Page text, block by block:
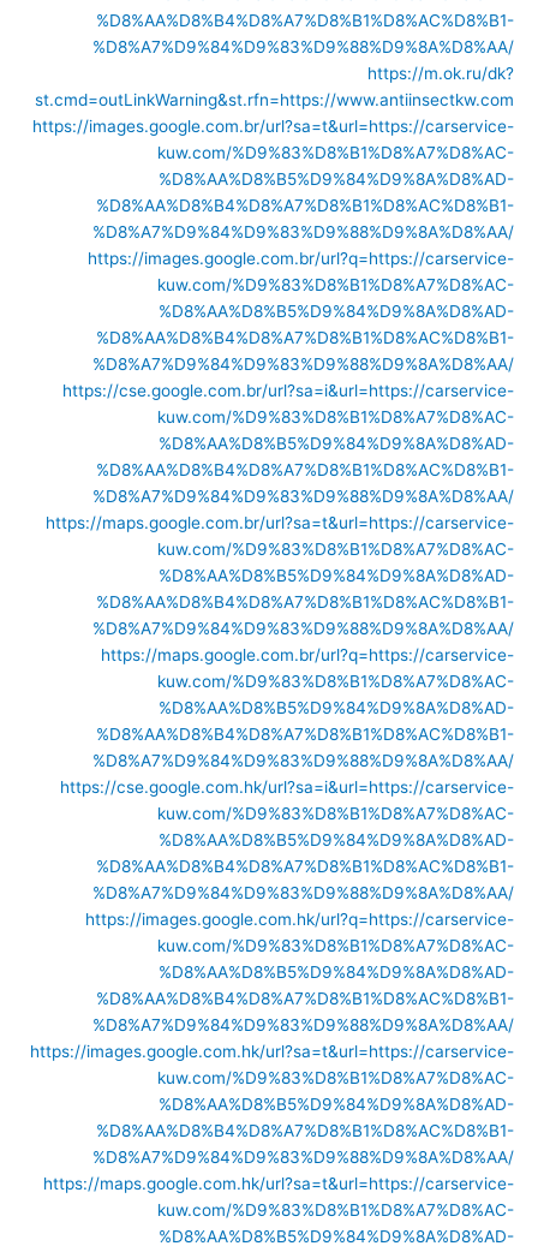
%D8%AA%D8%B4%D8%A7%D8%B1%D8%AC%D8%B1-
%D8%A7%D9%84%D9%83%D9%88%D9%8A%D8%AA/
https://m.ok.ru/dk?
st.cmd=outLinkWarning&st.rfn=https://www.antiinsectkw.com
https://images.google.com.br/url?sa=t&url=https://carservice-
kuw.com/%D9%83%D8%B1%D8%A7%D8%AC-
%D8%AA%D8%B5%D9%84%D9%8A%D8%AD-
%D8%AA%D8%B4%D8%A7%D8%B1%D8%AC%D8%B1-
%D8%A7%D9%84%D9%83%D9%88%D9%8A%D8%AA/
https://images.google.com.br/url?q=https://carservice-
kuw.com/%D9%83%D8%B1%D8%A7%D8%AC-
%D8%AA%D8%B5%D9%84%D9%8A%D8%AD-
%D8%AA%D8%B4%D8%A7%D8%B1%D8%AC%D8%B1-
%D8%A7%D9%84%D9%83%D9%88%D9%8A%D8%AA/
https://cse.google.com.br/url?sa=i&url=https://carservice-
kuw.com/%D9%83%D8%B1%D8%A7%D8%AC-
%D8%AA%D8%B5%D9%84%D9%8A%D8%AD-
%D8%AA%D8%B4%D8%A7%D8%B1%D8%AC%D8%B1-
%D8%A7%D9%84%D9%83%D9%88%D9%8A%D8%AA/
https://maps.google.com.br/url?sa=t&url=https://carservice-
kuw.com/%D9%83%D8%B1%D8%A7%D8%AC-
%D8%AA%D8%B5%D9%84%D9%8A%D8%AD-
%D8%AA%D8%B4%D8%A7%D8%B1%D8%AC%D8%B1-
%D8%A7%D9%84%D9%83%D9%88%D9%8A%D8%AA/
https://maps.google.com.br/url?q=https://carservice-
kuw.com/%D9%83%D8%B1%D8%A7%D8%AC-
%D8%AA%D8%B5%D9%84%D9%8A%D8%AD-
%D8%AA%D8%B4%D8%A7%D8%B1%D8%AC%D8%B1-
%D8%A7%D9%84%D9%83%D9%88%D9%8A%D8%AA/
https://cse.google.com.hk/url?sa=i&url=https://carservice-
kuw.com/%D9%83%D8%B1%D8%A7%D8%AC-
%D8%AA%D8%B5%D9%84%D9%8A%D8%AD-
%D8%AA%D8%B4%D8%A7%D8%B1%D8%AC%D8%B1-
%D8%A7%D9%84%D9%83%D9%88%D9%8A%D8%AA/
https://images.google.com.hk/url?q=https://carservice-
kuw.com/%D9%83%D8%B1%D8%A7%D8%AC-
%D8%AA%D8%B5%D9%84%D9%8A%D8%AD-
%D8%AA%D8%B4%D8%A7%D8%B1%D8%AC%D8%B1-
%D8%A7%D9%84%D9%83%D9%88%D9%8A%D8%AA/
https://images.google.com.hk/url?sa=t&url=https://carservice-
kuw.com/%D9%83%D8%B1%D8%A7%D8%AC-
%D8%AA%D8%B5%D9%84%D9%8A%D8%AD-
%D8%AA%D8%B4%D8%A7%D8%B1%D8%AC%D8%B1-
%D8%A7%D9%84%D9%83%D9%88%D9%8A%D8%AA/
https://maps.google.com.hk/url?sa=t&url=https://carservice-
kuw.com/%D9%83%D8%B1%D8%A7%D8%AC-
%D8%AA%D8%B5%D9%84%D9%8A%D8%AD-